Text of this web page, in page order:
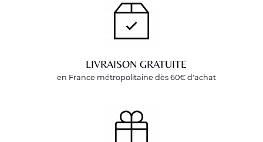
LIVRAISON GRATUITE
en France métropolitaine dès 60€ d'achat